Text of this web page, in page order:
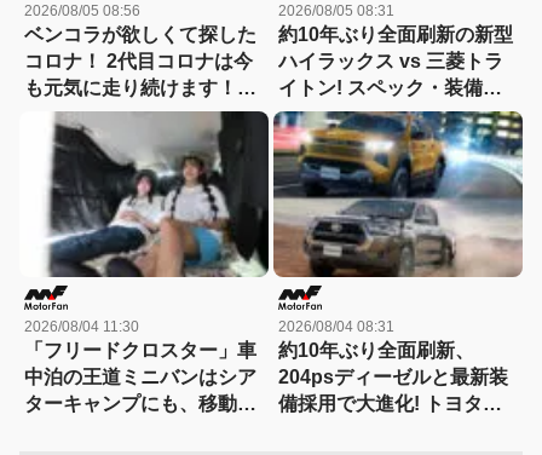
2026/08/05 08:56
ベンコラが欲しくて探した
コロナ！ 2代目コロナは今
も元気に走り続けます！
【花見の里で感謝の集いや
ります！】
2026/08/05 08:31
約10年ぶり全面刷新の新型
ハイラックス vs 三菱トラ
イトン! スペック・装備・
価格を比較、勝った点/惜し
い点を徹底検証! 【新型ハ
イラックス 徹底比較】
2026/08/04 11:30
「フリードクロスター」車
中泊の王道ミニバンはシア
ターキャンプにも、移動オ
2026/08/04 08:31
約10年ぶり全面刷新、
204psディーゼルと最新装
備採用で大進化! トヨタ新